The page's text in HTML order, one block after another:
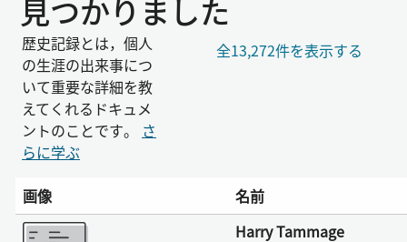
見つかりました
歴史記録とは，個人
の生涯の出来事につ
いて重要な詳細を教
えてくれるドキュメ
ントのことです。 さ
らに学ぶ
全13,272件を表示する
画像
名前
さらに表示
Harry Tammage